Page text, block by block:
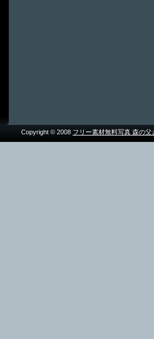
Copyright © 2008 フリー素材無料写真 森の父